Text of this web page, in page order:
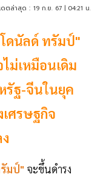
ดตล่าสุด : 19 ก.ย. 67 | 04:21 น.
โดนัลด์ ทรัมป์"
ม่เหมือนเดิม
รัฐ-จีนในยุค
เศรษฐกิจ
มป์" จะขึ้นดำรง